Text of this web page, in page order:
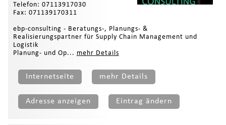
Telefon: 07113917030
Fax: 071139170311
ebp-consulting - Beratungs-, Planungs- &
Realisierungspartner für Supply Chain Management und
Logistik
Planung- und Op... mehr Details
Internetseite mehr Details
Adresse anzeigen Eintrag ändern